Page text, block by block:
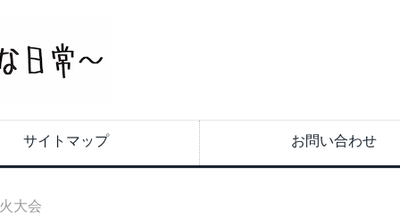
サイトマップ お問い合わせ
大会